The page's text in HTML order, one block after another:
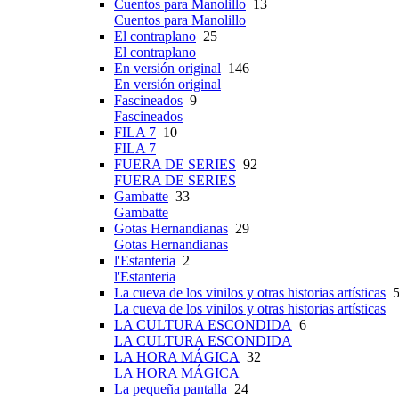
Cuentos para Manolillo 13
Cuentos para Manolillo
El contraplano 25
El contraplano
En versión original 146
En versión original
Fascineados 9
Fascineados
FILA 7 10
FILA 7
FUERA DE SERIES 92
FUERA DE SERIES
Gambatte 33
Gambatte
Gotas Hernandianas 29
Gotas Hernandianas
l'Estanteria 2
l'Estanteria
La cueva de los vinilos y otras historias artísticas
La cueva de los vinilos y otras historias artísticas
LA CULTURA ESCONDIDA 6
LA CULTURA ESCONDIDA
LA HORA MÁGICA 32
LA HORA MÁGICA
La pequeña pantalla 24